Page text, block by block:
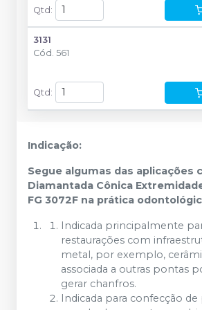
Qtd:
3131
Cód. 561
Qtd :
Indicação:
Segue algumas das aplicações
Diamantada Cônica
FG 3072F na prática
Indicada principalmente
restaurações com
metal, por exemplo,
associada a outras pontas
gerar chanfros.
Indicada para confecção